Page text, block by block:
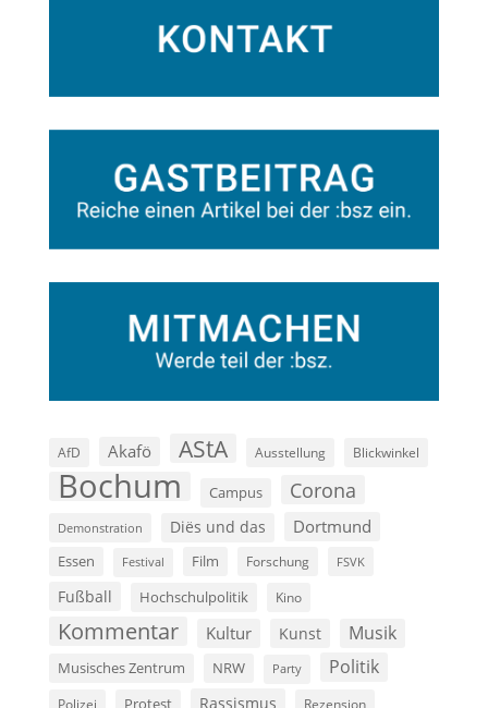
AfD Akafö AStA Ausstellung Blickwinkel
Bochum Campus Corona
Demonstration Diës und das Dortmund
Essen Festival Film Forschung FSVK
Fußball Hochschulpolitik Kino
Kommentar Kultur Kunst Musik
Musisches Zentrum NRW Party Politik
Polizei Protest Rassismus Rezension